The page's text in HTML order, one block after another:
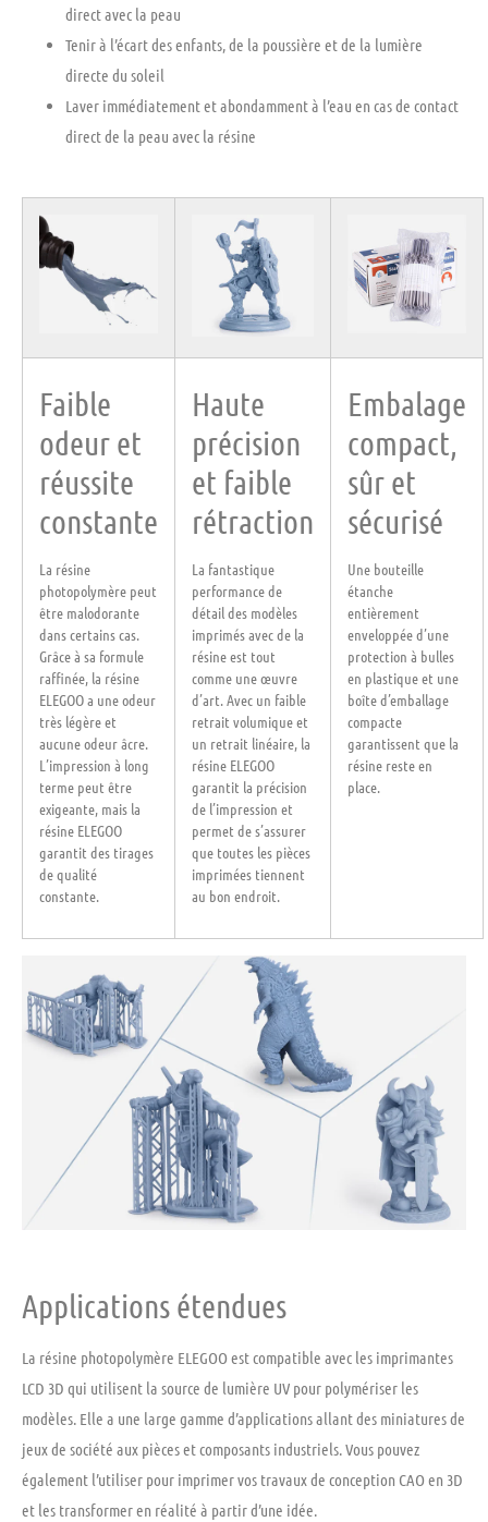
direct avec la peau
Tenir à l’écart des enfants, de la poussière et de la lumière
directe du soleil
Laver immédiatement et abondamment à l’eau en cas de contact
direct de la peau avec la résine
Faible
odeur et
réussite
constante
La résine
photopolymère peut
être malodorante
dans certains cas.
Grâce à sa formule
raffinée, la résine
ELEGOO a une odeur
très légère et
aucune odeur âcre.
L’impression à long
terme peut être
exigeante, mais la
résine ELEGOO
garantit des tirages
de qualité
constante.
Haute
précision
et faible
rétraction
La fantastique
performance de
détail des modèles
imprimés avec de la
résine est tout
comme une œuvre
d’art. Avec un faible
retrait volumique et
un retrait linéaire, la
résine ELEGOO
garantit la précision
de l’impression et
permet de s’assurer
que toutes les pièces
imprimées tiennent
au bon endroit.
Embalage
compact,
sûr et
sécurisé
Une bouteille
étanche
entièrement
enveloppée d’une
protection à bulles
en plastique et une
boîte d’emballage
compacte
garantissent que la
résine reste en
place.
Applications étendues
La résine photopolymère ELEGOO est compatible avec les imprimantes
LCD 3D qui utilisent la source de lumière UV pour polymériser les
modèles. Elle a une large gamme d’applications allant des miniatures de
jeux de société aux pièces et composants industriels. Vous pouvez
également l’utiliser pour imprimer vos travaux de conception CAO en 3D
et les transformer en réalité à partir d’une idée.